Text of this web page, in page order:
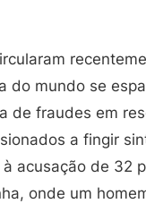
mundo se
de fraudes em
a fingir
acusação de 32
onde um